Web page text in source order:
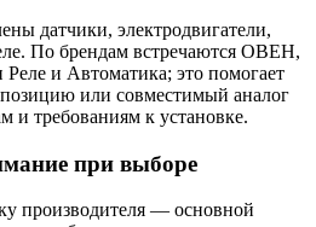
датчики, электродвигатели,
По брендам встречаются ОВЕН,
и Автоматика; это помогает
или совместимый аналог
и требованиям к установке.
при выборе
производителя — основной